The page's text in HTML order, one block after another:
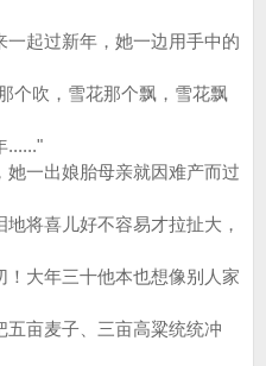
起过新年，她一边用手中的
吹，雪花那个飘，雪花飘
一出娘胎母亲就因难产而过
将喜儿好不容易才拉扯大，
大年三十他本也想像别人家
亩麦子、三亩高粱统统冲